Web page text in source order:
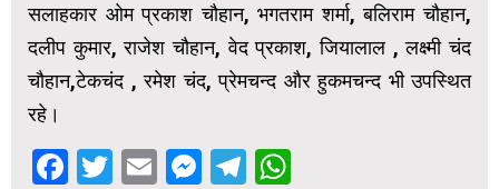
सलाहकार ओम प्रकाश चौहान, भगतराम शर्मा, बलिराम चौहान,
दलीप कुमार, राजेश चौहान, वेद प्रकाश, जियालाल , लक्ष्मी चंद
चौहान,टेकचंद , रमेश चंद, प्रेमचन्द और हुकमचन्द भी उपस्थित
रहे।
Facebook
Twitter
EmailMessenger
Telegram